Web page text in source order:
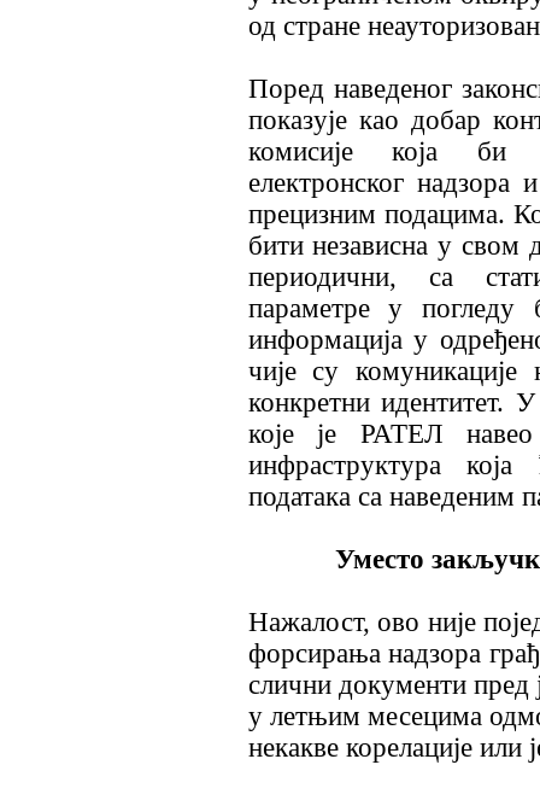
од стране
Поред наведеног
показује као добар
комисије која би
електронског надзора
прецизним подацима.
бити независна у свом
периодични, са
параметре у погледу
информација у
чије су
конкретни идентитет.
које је РАТЕЛ
инфраструктура
података са наведеним
Уместо
Нажалост, ово није
форсирања надзора
слични документи пред
у летњим месецима
некакве корелације или